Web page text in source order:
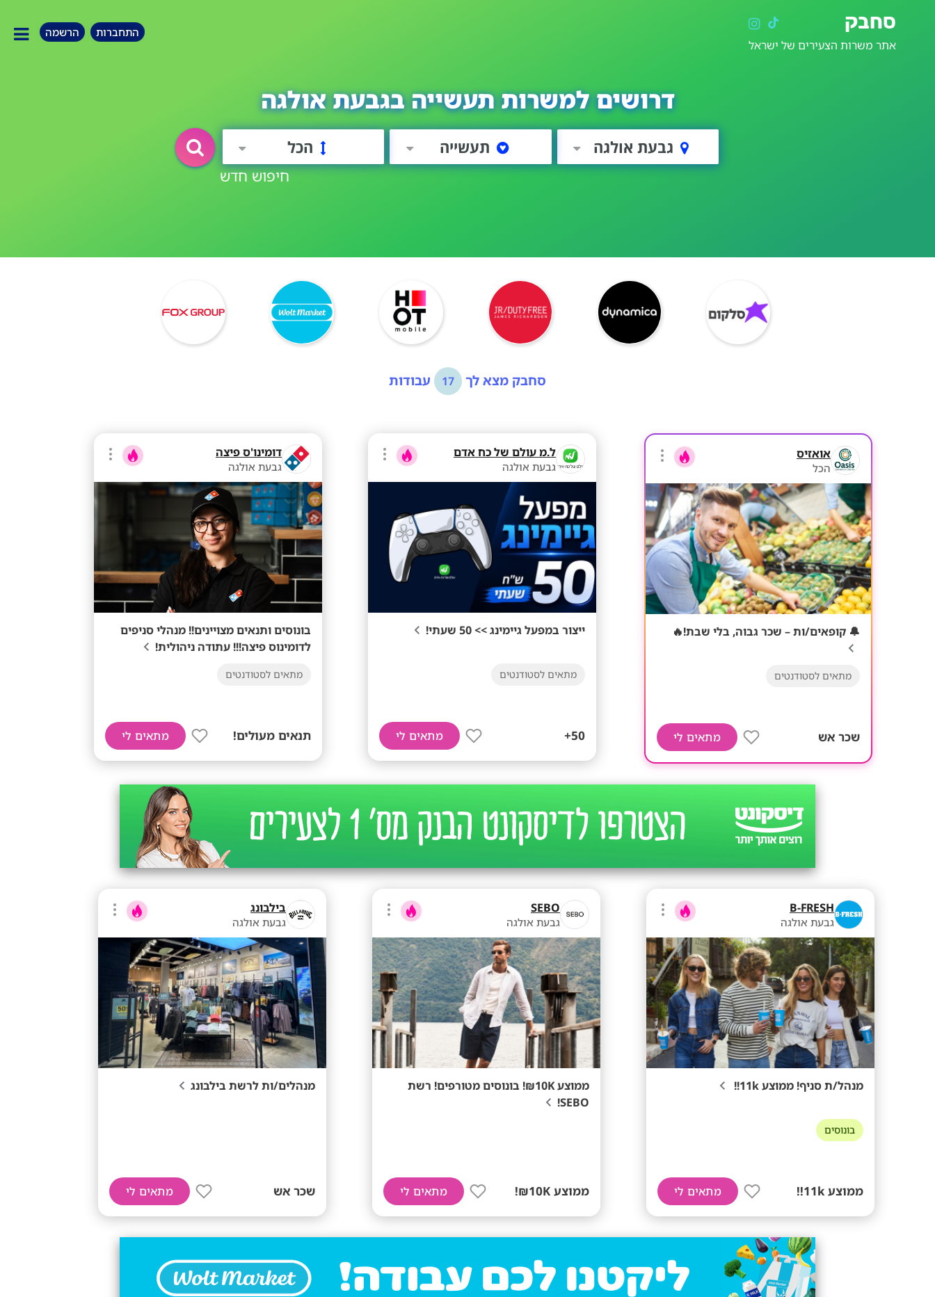
סחבק
אתר משרות הצעירים של ישראל
התחברות הרשמה
דרושים למשרות תעשייה בגבעת אולגה
גבעת אולגה תעשייה הכל
חיפוש חדש
סחבק מצא לך 17 עבודות
אואזיס
הכל
🔔 קופאים/ות – שכר גבוה, בלי שבת!🔥
מתאים לסטודנטים
שכר אש מתאים לי
ל.מ עולם של כח אדם
גבעת אולגה
ייצור במפעל גיימינג >> 50 שעתי!
מתאים לסטודנטים
50+ מתאים לי
דומינו'ס פיצה
גבעת אולגה
בונוסים ותנאים מצויינים!! מנהלי סניפים
לדומינוס פיצה!!! עתודה ניהולית!
מתאים לסטודנטים
תנאים מעולים! מתאים לי
B-FRESH
גבעת אולגה
מנהל/ת סניף! ממוצע 11k!!
בונוסים
ממוצע 11k!! מתאים לי
SEBO
גבעת אולגה
ממוצע 10K₪! בונוסים מטורפים! רשת
SEBO!
ממוצע 10K₪! מתאים לי
בילבונג
גבעת אולגה
מנהלים/ות לרשת בילבונג
שכר אש מתאים לי